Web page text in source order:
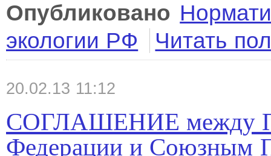
Опубликовано
экологии РФ
Читать
20.02.13 11:12
СОГЛАШЕНИЕ между
Федерации и Союзным